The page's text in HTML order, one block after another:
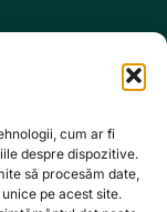
cum ar fi
despre dispozitive.
să procesăm date,
pe acest site.